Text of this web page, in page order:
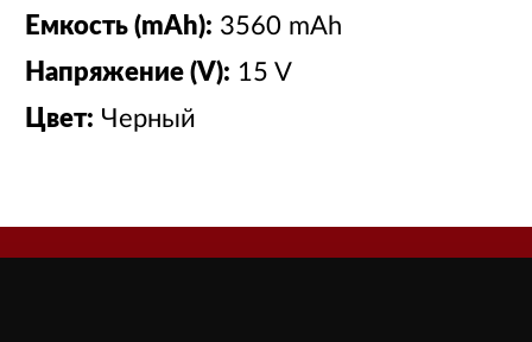
Емкость (mAh): 3560 mAh
Напряжение (V): 15 V
Цвет: Черный